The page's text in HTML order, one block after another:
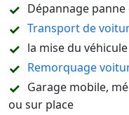
Dépannage panne
Transport de
la mise du
Remorquage
Garage mobile,
ou sur place